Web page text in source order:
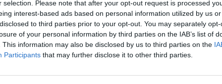
selection. Please note that after your opt-out request is processed
interest-based ads based on personal information utilized by us
to third parties prior to your opt-out. You may separately
of your personal information by third parties on the IAB’s list of
This information may also be disclosed by us to third parties on the
Participants that may further disclose it to other third parties.
hangulat hatására a korábbi optimizmus
váltott a mai nap során a Távol-Keleten, így domináns
pontos lélektani határ elérésétől meglehetősen
gyengüléssel 9,635 ponton zárt, míg a tõzsde elsõ